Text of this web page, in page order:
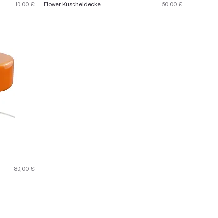
Preis
10,00 € Flower Kuscheldecke Preis
50,00 €
Preis
80,00 €